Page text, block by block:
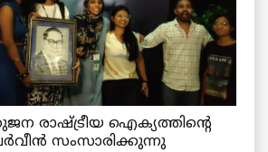
രാഷ്ട്രീയ ഐക്യത്തിന്റെ
സംസാരിക്കുന്നു